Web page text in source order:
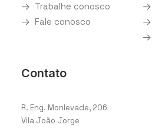
Trabalhe conosco
Fale conosco
Contato
R. Eng. Monlevade, 206
Vila João Jorge